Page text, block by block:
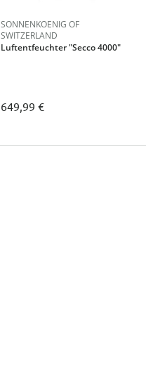
SONNENKOENIG OF
SWITZERLAND
Luftentfeuchter "Secco 4000"
649,99 €